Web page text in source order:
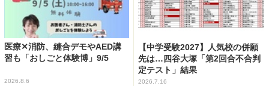
医療✕消防、縫合デモやAED講
習も「おしごと体験博」9/5
2026.8.6
【中学受験2027】人気校の併願
先は…四谷大塚「第2回合不合判
定テスト」結果
2026.7.16